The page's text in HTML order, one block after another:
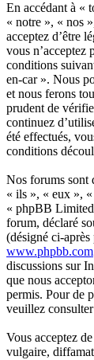
En accédant à «
« notre », « nos
acceptez d’être
vous n’acceptez
conditions
en-car ». Nous
et nous ferons
prudent de
continuez
été effectués,
conditions
Nos forums sont
« ils », « eux »,
« phpBB
forum, déclaré
(désigné ci-
www.phpbb.com
discussions sur
que nous
permis. Pour de
veuillez
Vous acceptez
vulgaire,